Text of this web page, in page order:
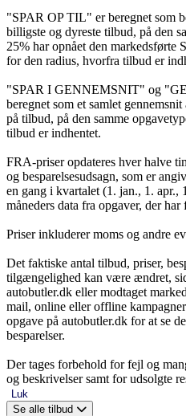
"SPAR OP TIL" er beregnet som
billigste og dyreste tilbud, på den
25% har opnået den markedsførte
for den radius, hvorfra tilbud er
"SPAR I GENNEMSNIT" og
beregnet som et samlet
på tilbud, på den samme
tilbud er indhentet.
FRA-priser opdateres hver halve
og besparelsesudsagn, som er
en gang i kvartalet (1. jan., 1. apr.,
måneders data fra opgaver, der
Priser inkluderer moms og andre
Det faktiske antal tilbud, priser,
tilgængelighed kan være ændret,
autobutler.dk eller modtaget
mail, online eller offline
opgave på autobutler.dk for at se
besparelser.
Der tages forbehold for fejl og
og beskrivelser samt for udsolgte
Luk
Se alle tilbud